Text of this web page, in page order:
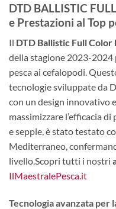
DTD BALLISTIC
e Prestazioni al Top
Il DTD Ballistic Full Color
della stagione 2023-
pesca ai cefalopodi.
tecnologie sviluppate da
con un design innovativo
massimizzare l’efficacia
e seppie, è stato testato
Mediterraneo,
livello.Scopri tutti i nostri
IlMaestralePesca.it
Tecnologia avanzata per